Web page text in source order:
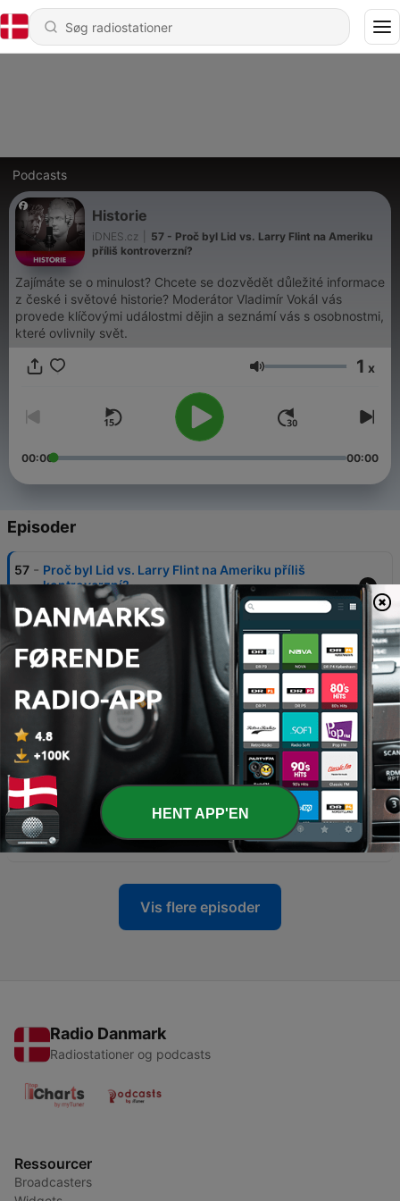
Podcasts
Historie
iDNES.cz
57 - Proč byl Lid vs. Larry Flint na Ameriku
příliš kontroverzní?
Zajímáte se o minulost? Chcete se dozvědět důležité informace
z české i světové historie? Moderátor Vladimír Vokál vás
provede klíčovými událostmi dějin a seznámí vás s osobnostmi,
které ovlivnily svět.
Lydstyrke 1 x
00:00 00:00
Episoder
57 - Proč byl Lid vs. Larry Flint na Ameriku příliš
kontroverzní?
27 apr. 2025
56 Amadeus a návrat do Československa
20 apr. 2025
55 - 5 Oscarů během jedné noci: Jak Přelet nad
kukaččím hnízdem změnil Formanův život
13 apr. 2025
54 Americký sen? První kroky a tvrdá realita
30 mar. 2025
53 - První československé oscarové naděje
23 mar. 2025
Vis flere episoder
Radio Danmark
Radiostationer og podcasts
Ressourcer
Broadcasters
HENT APP'EN